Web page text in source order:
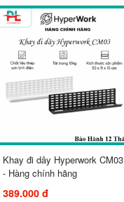
Khay đi dây Hyperwork CM03
- Hàng chính hãng
389.000 đ